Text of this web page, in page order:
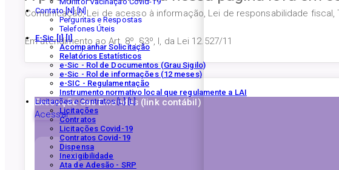
Contato [N]
Perguntas e Respostas
Telefones Úteis
E-Sic [I]
Acompanhar Solicitação
Relatórios Estatísticos
e-Sic - Rol de Documentos (Grau Sigilo)
e-Sic - Rol de informações (12 meses)
e-SIC - Regulamentação
Instrumento normativo local que regulamente a LAI
Licitações e Contratos [L]
Licitações
Contratos
Licitações Covid-19
Contratos Covid-19
Dispensa
Inexigibilidade
Ata de Adesão - SRP
Comunicação, Lei de acesso à informação, Lei de responsabilidade
Em atendimento ao Art. 8º, §3º, I, da Lei 12.527/11
Execução das Emendas (link contábil)
Acessar